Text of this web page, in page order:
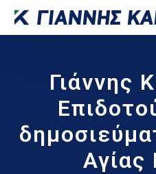
Γιάννης
Αγίας